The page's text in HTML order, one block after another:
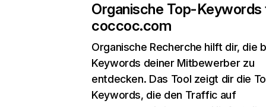
Organische Top-Keywords
coccoc.com
Organische Recherche hilft dir, die
Keywords deiner Mitbewerber zu
entdecken. Das Tool zeigt dir die
Keywords, die den Traffic auf